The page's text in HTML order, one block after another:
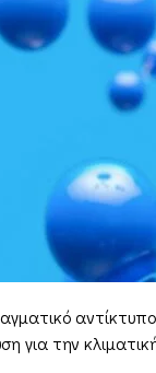
για την